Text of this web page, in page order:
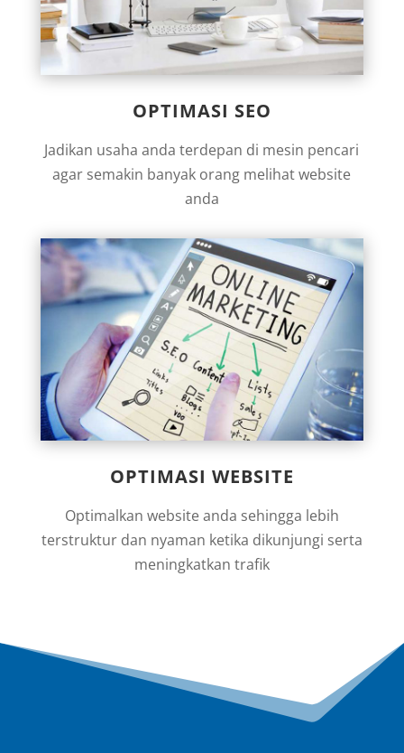
OPTIMASI SEO
Jadikan usaha anda terdepan di mesin pencari
agar semakin banyak orang melihat website
anda
OPTIMASI WEBSITE
Optimalkan website anda sehingga lebih
terstruktur dan nyaman ketika dikunjungi serta
meningkatkan trafik